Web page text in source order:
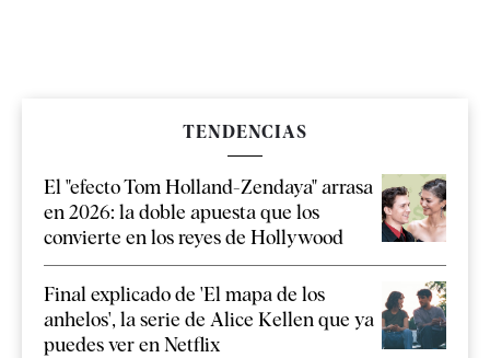
TENDENCIAS
El "efecto Tom Holland-Zendaya" arrasa
en 2026: la doble apuesta que los
convierte en los reyes de Hollywood
Final explicado de 'El mapa de los
anhelos', la serie de Alice Kellen que ya
puedes ver en Netflix